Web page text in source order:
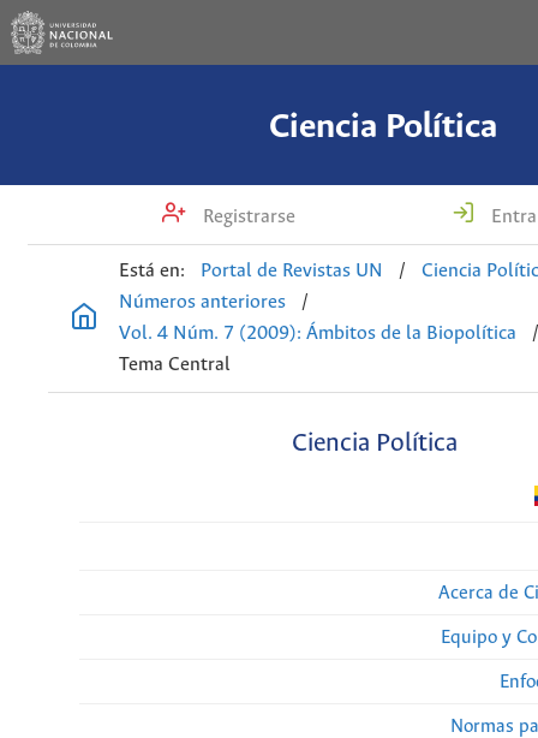
Ciencia Política
Registrarse
Está en: Portal de Revistas UN /
Ciencia
Números anteriores
/
Vol. 4 Núm. 7 (2009): Ámbitos de la Biopolítica
Tema Central
Ciencia Política
Acerca de
Equipo y
Normas